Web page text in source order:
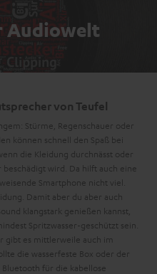
Audiowelt
von Teufel
Stürme, Regenschauer oder
können schnell den Spaß bei
die Kleidung durchnässt oder
wird. Da hilft auch eine
Smartphone nicht viel.
Damit aber du aber auch
klangstark genießen kannst,
Spritzwasser-geschützt sein.
gibt es mittlerweile auch im
die wasserfeste Box oder der
für die kabellose